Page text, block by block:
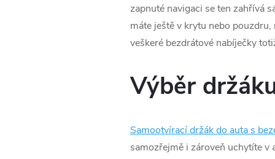
zapnuté navigaci se ten zahřívá
máte ještě v krytu nebo
veškeré bezdrátové nabíječky
Výběr
Samootvírací držák do auta s
samozřejmě i zároveň uchytíte v